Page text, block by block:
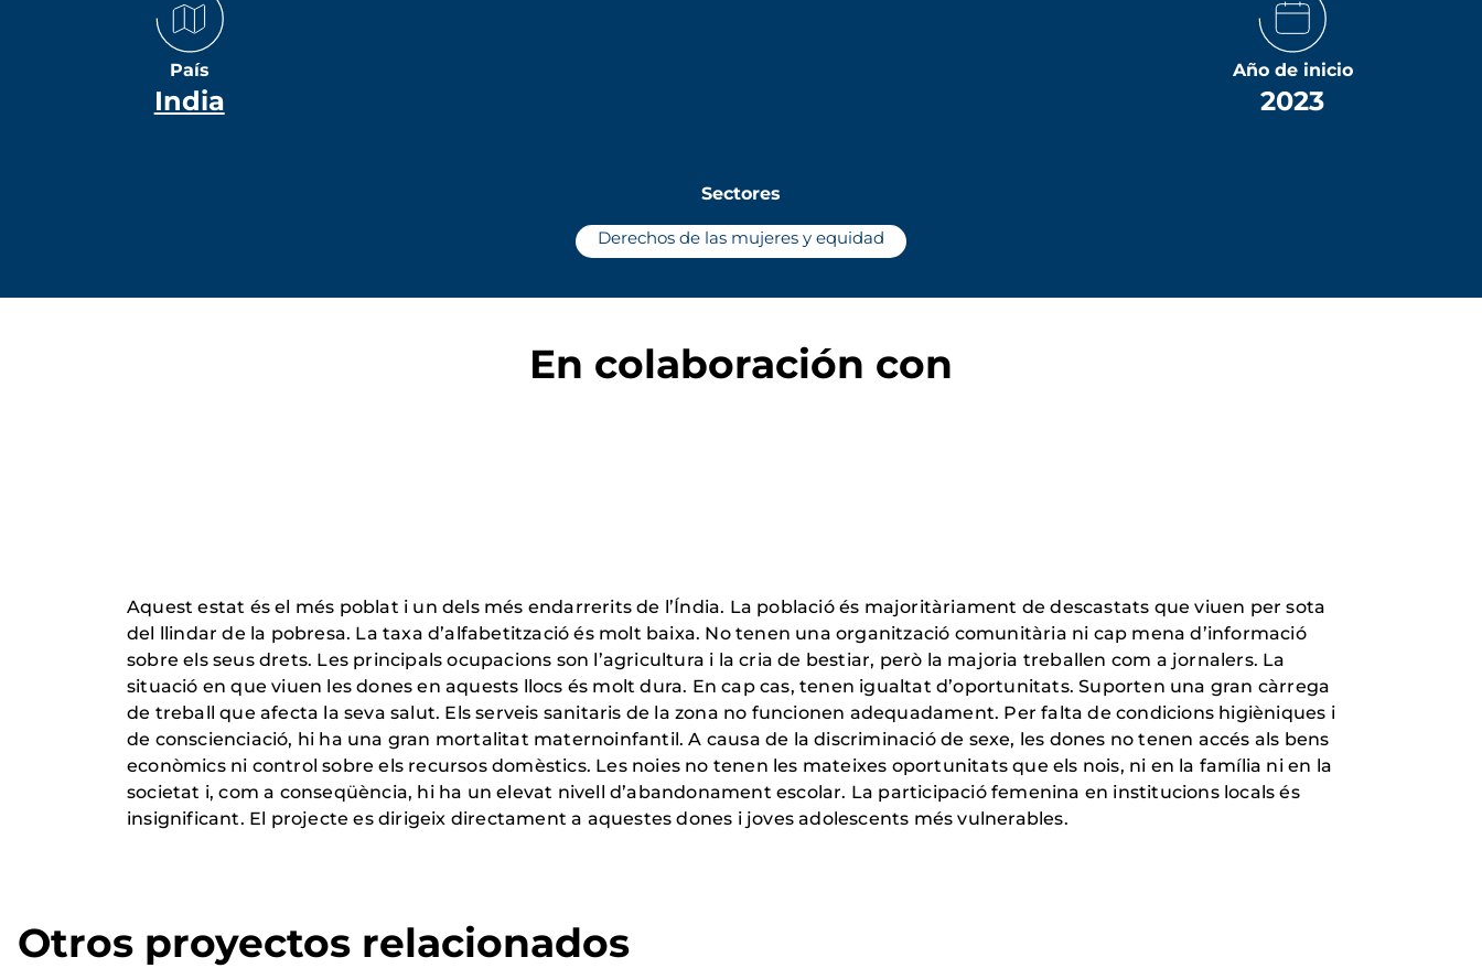
País
India
Año de inicio
2023
Sectores
Derechos de las mujeres y equidad
En colaboración con
Aquest estat és el més poblat i un dels més endarrerits de l’Índia. La població és majoritàriament de descastats que viuen per sota
del llindar de la pobresa. La taxa d’alfabetització és molt baixa. No tenen una organització comunitària ni cap mena d’informació
sobre els seus drets. Les principals ocupacions son l’agricultura i la cria de bestiar, però la majoria treballen com a jornalers. La
situació en que viuen les dones en aquests llocs és molt dura. En cap cas, tenen igualtat d’oportunitats. Suporten una gran càrrega
de treball que afecta la seva salut. Els serveis sanitaris de la zona no funcionen adequadament. Per falta de condicions higièniques i
de conscienciació, hi ha una gran mortalitat maternoinfantil. A causa de la discriminació de sexe, les dones no tenen accés als bens
econòmics ni control sobre els recursos domèstics. Les noies no tenen les mateixes oportunitats que els nois, ni en la família ni en la
societat i, com a conseqüència, hi ha un elevat nivell d’abandonament escolar. La participació femenina en institucions locals és
insignificant. El projecte es dirigeix directament a aquestes dones i joves adolescents més vulnerables.
Otros proyectos relacionados